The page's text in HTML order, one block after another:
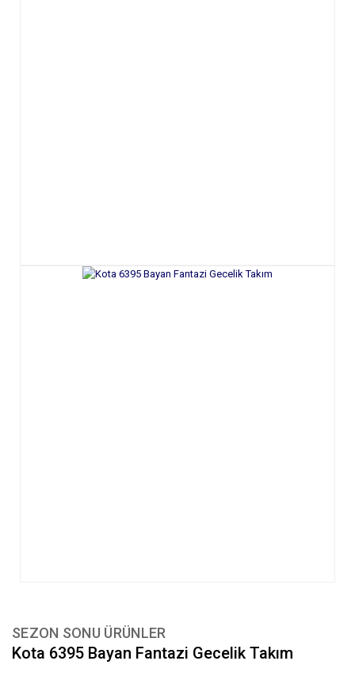
SEZON SONU ÜRÜNLER
Kota 6395 Bayan Fantazi Gecelik Takım